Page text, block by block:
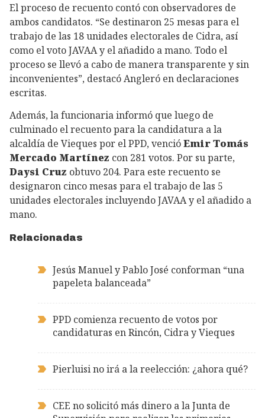
El proceso de recuento contó con observadores de
ambos candidatos. “Se destinaron 25 mesas para el
trabajo de las 18 unidades electorales de Cidra, así
como el voto JAVAA y el añadido a mano. Todo el
proceso se llevó a cabo de manera transparente y sin
inconvenientes”, destacó Angleró en declaraciones
escritas.
Además, la funcionaria informó que luego de
culminado el recuento para la candidatura a la
alcaldía de Vieques por el PPD, vencióEmir Tomás
Mercado Martínez con 281 votos. Por su parte,
Daysi Cruz obtuvo 204. Para este recuento se
designaron cinco mesas para el trabajo de las 5
unidades electorales incluyendo JAVAA y el añadido a
mano.
Relacionadas
Jesús Manuel y Pablo José conforman “una
papeleta balanceada”
PPD comienza recuento de votos por
candidaturas en Rincón, Cidra y Vieques
Pierluisi no irá a la reelección: ¿ahora qué?
CEE no solicitó más dinero a la Junta de